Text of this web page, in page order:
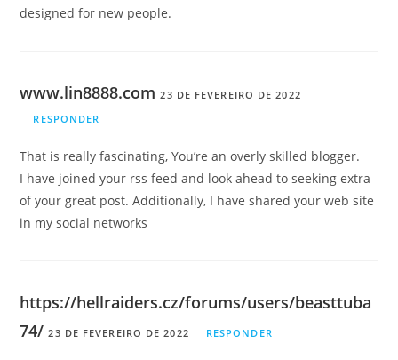
designed for new people.
www.lin8888.com 23 DE FEVEREIRO DE 2022
RESPONDER
That is really fascinating, You’re an overly skilled blogger.
I have joined your rss feed and look ahead to seeking extra
of your great post. Additionally, I have shared your web site
in my social networks
https://hellraiders.cz/forums/users/beasttuba
74/ 23 DE FEVEREIRO DE 2022 RESPONDER